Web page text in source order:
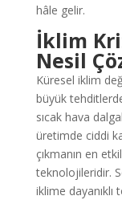
hâle gelir.
İklim
Nesil
Küresel iklim
büyük
sıcak hava
üretimde ciddi
çıkmanın en
teknolojileridir.
iklime